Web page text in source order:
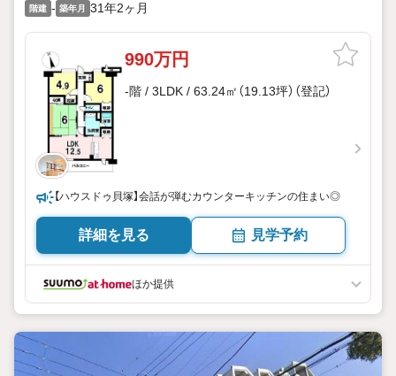
階建 - 築年月 31年2ヶ月
990万円
-階 / 3LDK / 63.24㎡（19.13坪）（登記）
【ハウスドゥ貝塚】会話が弾むカウンターキッチンの住まい◎
詳細を見る 見学予約
ほか提供